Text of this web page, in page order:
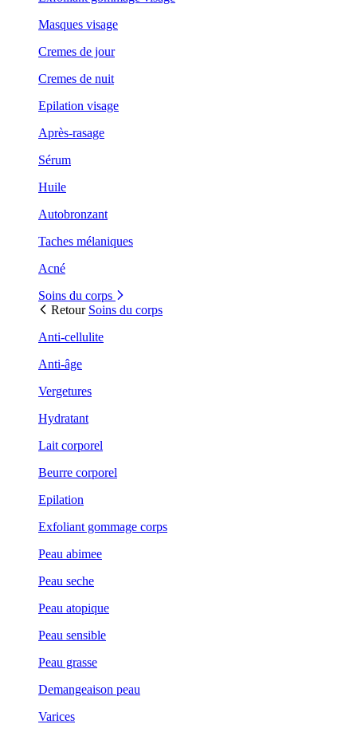
Masques visage
Cremes de jour
Cremes de nuit
Epilation visage
Après-rasage
Sérum
Huile
Autobronzant
Taches mélaniques
Acné
Soins du corps
Retour Soins du corps
Anti-cellulite
Anti-âge
Vergetures
Hydratant
Lait corporel
Beurre corporel
Epilation
Exfoliant gommage corps
Peau abimee
Peau seche
Peau atopique
Peau sensible
Peau grasse
Demangeaison peau
Varices